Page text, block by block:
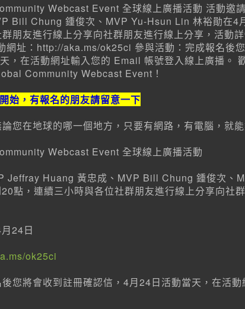
Webcast Event 全球線上廣播活動 活動邀
Bill Chung 鍾俊次、MVP Yu-Hsun Lin 林裕勛在4
朋友進行線上分享向社群朋友進行線上分享，活動
網址：http://aka.ms/ok25ci 參與活動：完成報名後
，在活動網址輸入您的 Email 帳號登入線上廣播。
Community Webcast Event！
始，有報名的朋友請留意一下
您在地球的哪一個地方，只要有網路，有電腦，就
Webcast Event 全球線上廣播活動
Jeffray Huang 黃忠成、MVP Bill Chung 鍾俊次、
點，連續三小時與各位社群朋友進行線上分享向社
24日
ok25ci
您將會收到註冊確認信，4月24日活動當天，在活